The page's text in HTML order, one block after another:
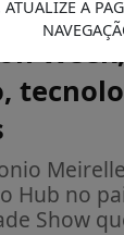
Hub no
Show
ATUALIZE A